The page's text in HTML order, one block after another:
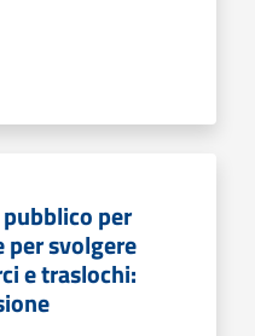
per
svolgere
e traslochi: